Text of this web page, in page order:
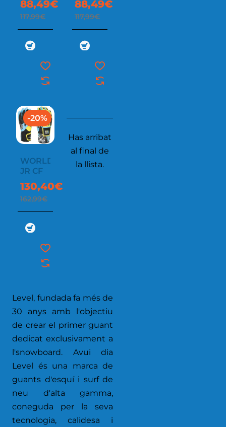
88,49€
117,99€
GORE-
TEX
88,49€
117,99€
-20%
WORLDCUP
JR CF
130,40€
162,99€
Has arribat
al final de
la llista.
Level, fundada fa més de
30 anys amb l'objectiu
de crear el primer guant
dedicat exclusivament a
l'snowboard. Avui dia
Level és una marca de
guants d'esquí i surf de
neu d'alta gamma,
coneguda per la seva
tecnologia, calidesa i